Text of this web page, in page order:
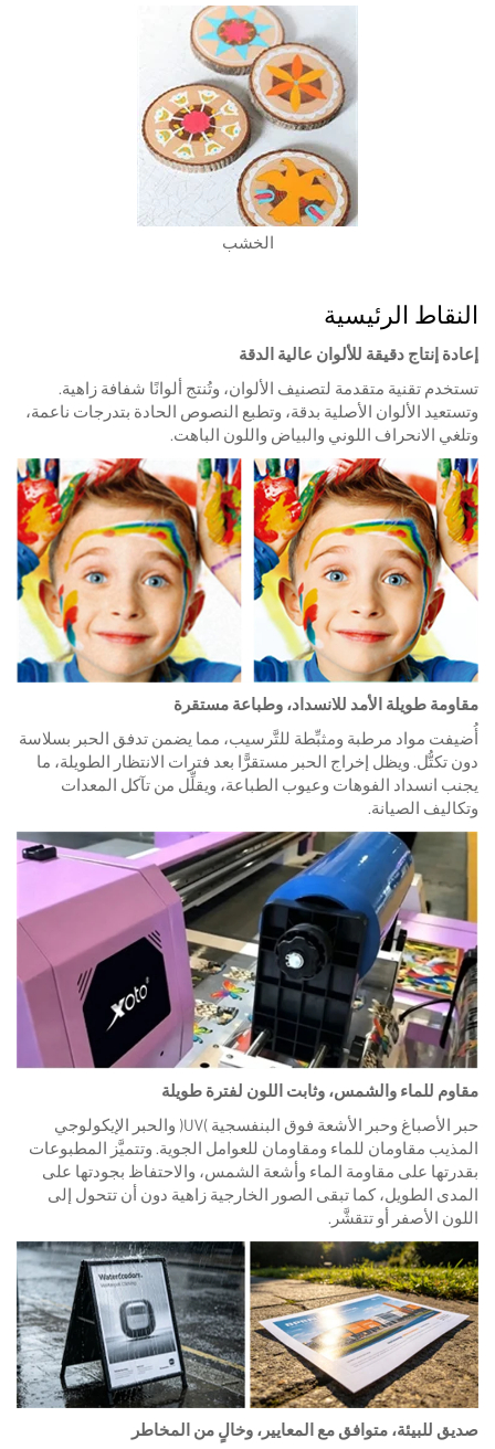
الخشب
النقاط الرئيسية
إعادة إنتاج دقيقة للألوان عالية الدقة
تستخدم تقنية متقدمة لتصنيف الألوان، وتُنتج ألوانًا شفافة زاهية.
وتستعيد الألوان الأصلية بدقة، وتطبع النصوص الحادة بتدرجات ناعمة،
وتلغي الانحراف اللوني والبياض واللون الباهت.
مقاومة طويلة الأمد للانسداد، وطباعة مستقرة
أُضيفت مواد مرطبة ومثبِّطة للتَّرسيب، مما يضمن تدفق الحبر بسلاسة
دون تكتُّل. ويظل إخراج الحبر مستقرًّا بعد فترات الانتظار الطويلة، ما
يجنب انسداد الفوهات وعيوب الطباعة، ويقلِّل من تآكل المعدات
وتكاليف الصيانة.
مقاوم للماء والشمس، وثابت اللون لفترة طويلة
حبر الأصباغ وحبر الأشعة فوق البنفسجية (UV) والحبر الإيكولوجي
المذيب مقاومان للماء ومقاومان للعوامل الجوية. وتتميَّز المطبوعات
بقدرتها على مقاومة الماء وأشعة الشمس، والاحتفاظ بجودتها على
المدى الطويل، كما تبقى الصور الخارجية زاهية دون أن تتحول إلى
اللون الأصفر أو تتقشَّر.
صديق للبيئة، متوافق مع المعايير، وخالٍ من المخاطر